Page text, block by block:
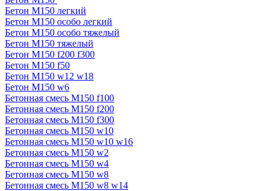
Бетон М150 легкий
Бетон М150 особо легкий
Бетон М150 особо тяжелый
Бетон М150 тяжелый
Бетон М150 f200 f300
Бетон М150 f50
Бетон М150 w12 w18
Бетон М150 w6
Бетонная смесь М150 f100
Бетонная смесь М150 f200
Бетонная смесь М150 f300
Бетонная смесь М150 w10
Бетонная смесь М150 w10 w16
Бетонная смесь М150 w2
Бетонная смесь М150 w4
Бетонная смесь М150 w8
Бетонная смесь М150 w8 w14